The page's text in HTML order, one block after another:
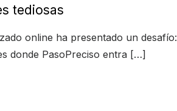
tediosas
online ha presentado un desafío:
donde PasoPreciso entra […]